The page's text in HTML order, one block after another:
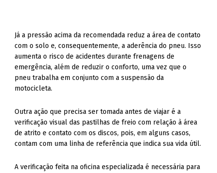
Já a pressão acima da recomendada reduz a área de contato
com o solo e, consequentemente, a aderência do pneu. Isso
aumenta o risco de acidentes durante frenagens de
emergência, além de reduzir o conforto, uma vez que o
pneu trabalha em conjunto com a suspensão da
motocicleta.
Outra ação que precisa ser tomada antes de viajar é a
verificação visual das pastilhas de freio com relação à área
de atrito e contato com os discos, pois, em alguns casos,
contam com uma linha de referência que indica sua vida útil.
A verificação feita na oficina especializada é necessária para